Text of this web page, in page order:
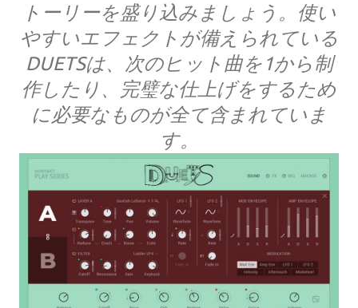
トーリーを盛り込みましょう。使い
やすいエフェクトが備えられている
DUETSは、次のヒット曲を1から制
作したり、完璧な仕上げをするため
に必要なものが全て含まれていま
す。